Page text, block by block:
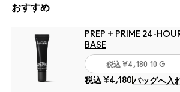
おすすめ
PREP + PRIME 24-
BASE
税込 ¥4,180 10 G
税込 ¥4,180バッグへ入